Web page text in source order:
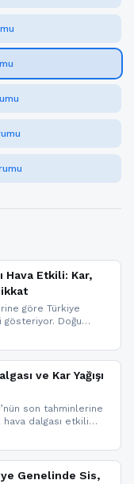
Hava Etkili: Kar,
göre Türkiye
gösteriyor. Doğu
Marmara ve
kesimlerde sis ve pus
azalmave Kar Yağışı
son tahminlerine
dalgası etkili
buzlanma uyarısı
Genelinde Sis,